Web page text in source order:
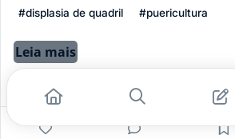
#displasia de quadril
#puericultura
Leia mais